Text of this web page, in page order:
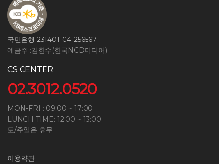
국민은행 231401-04-256567
예금주 :김한수(한국NCD미디어)
CS CENTER
02.3012.0520
MON-FRI : 09:00 ~ 17:00
LUNCH TIME: 12:00 ~ 13:00
토/주일은 휴무
이용약관